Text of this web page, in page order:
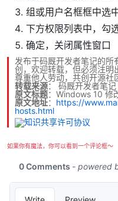
组或用户名框框中选
下方权限列表中，勾
确定，关闭属性窗口
发布于码厩开发者笔记的
创，欢迎转载，但必须注明
尊重他人劳动，共创开源社
转载来源： 码厩开发者笔记
原文标题：Windows 10 修
原文地址： https://
hosts.html
如果你有魔法，你可以看到一个评论框～